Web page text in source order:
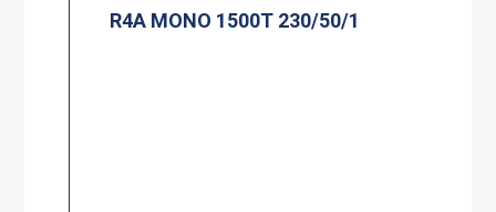
R4A MONO 1500T 230/50/1